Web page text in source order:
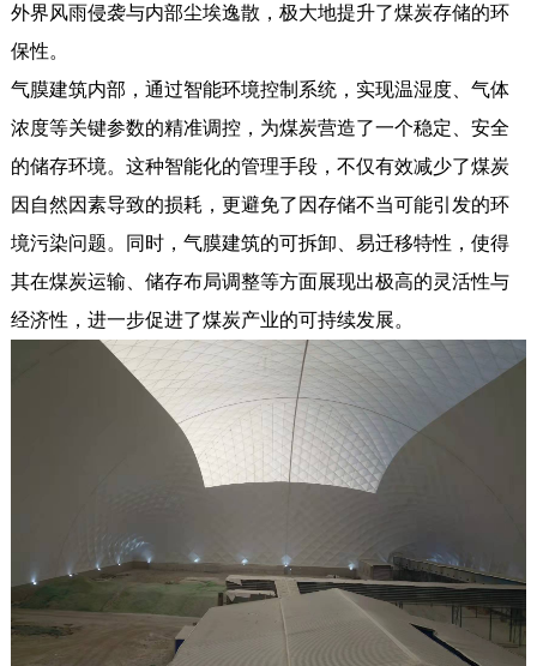
外界风雨侵袭与内部尘埃逸散，极大地提升了煤炭存储的环
保性。
气膜建筑内部，通过智能环境控制系统，实现温湿度、气体
浓度等关键参数的精准调控，为煤炭营造了一个稳定、安全
的储存环境。这种智能化的管理手段，不仅有效减少了煤炭
因自然因素导致的损耗，更避免了因存储不当可能引发的环
境污染问题。同时，气膜建筑的可拆卸、易迁移特性，使得
其在煤炭运输、储存布局调整等方面展现出极高的灵活性与
经济性，进一步促进了煤炭产业的可持续发展。